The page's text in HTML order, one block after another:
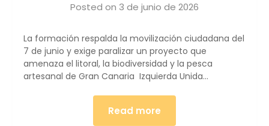
Posted on 3 de junio de 2026
La formación respalda la movilización ciudadana del
7 de junio y exige paralizar un proyecto que
amenaza el litoral, la biodiversidad y la pesca
artesanal de Gran Canaria Izquierda Unida…
Read more